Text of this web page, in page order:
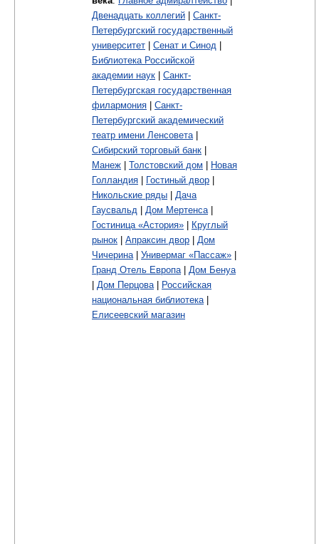
Двенадцать коллегий
Санкт-
Петербургский государственный
университет
Сенат и Синод
Библиотека Российской
академии наук
Санкт-
Петербургская государственная
филармония
Санкт-
Петербургский академический
театр имени Ленсовета|
Сибирский торговый банк
Манеж
Толстовский дом
Новая
Голландия
Гостиный двор
Никольские ряды
Дача
Гаусвальд
Дом Мертенса|
Гостиница «Астория»
Круглый
рынок
Апраксин двор
Дом
Чичерина| Универмаг «Пассаж»
Гранд Отель Европа| Дом Бенуа
Дом Перцова|
Российская
национальная библиотека|
Елисеевский магазин